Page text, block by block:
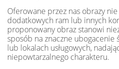
Oferowane przez nas obrazy
dodatkowych ram lub innych
proponowany obraz stanowi
sposób na znaczne ubogacenie
lub lokalach usługowych,
niepowtarzalnego charakteru.